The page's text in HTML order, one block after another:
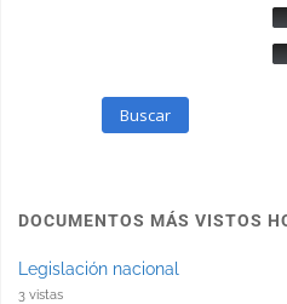
Buscar
DOCUMENTOS MÁS VISTOS
Legislación nacional
3 vistas